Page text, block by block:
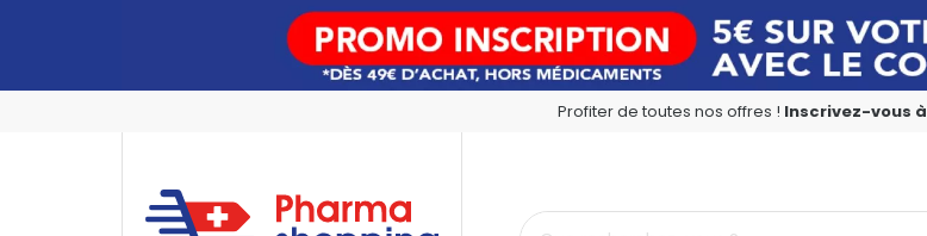
Profiter de toutes nos offres ! Inscrivez-vous